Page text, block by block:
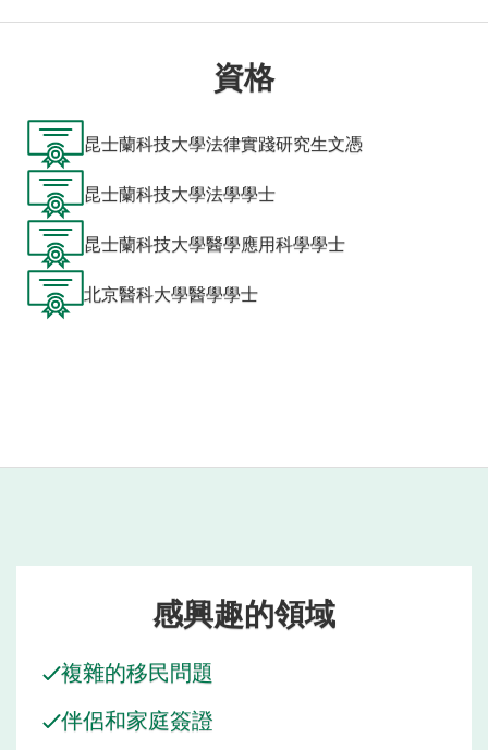
Cindy Zhao博士的成功得益於她強烈的職業道德和直接的溝
她流利的普通話增強了她與客戶聯繫的能力，使她能夠有效
地與來自不同文化背景的客戶溝通並建立融洽的關係。
她以對該領域的承諾而聞名，在她處理的每一個案件中都致
力於為客戶服務，使她成為移民法領域值得信賴和有效的宣
導者。
資格
昆士蘭科技大學法律實踐研究生文憑
昆士蘭科技大學法學學士
昆士蘭科技大學醫學應用科學學士
北京醫科大學醫學學士
感興趣的領域
複雜的移民問題
伴侶和家庭簽證